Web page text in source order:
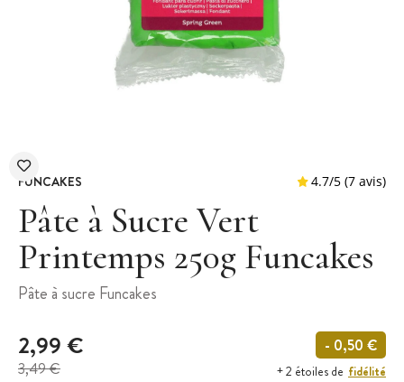
FUNCAKES
Pâte à Sucre Vert
Printemps 250g Funcakes
Pâte à sucre Funcakes
2,99 €
3,49 €
- 0,50 €
+ 2 étoiles de fidélité